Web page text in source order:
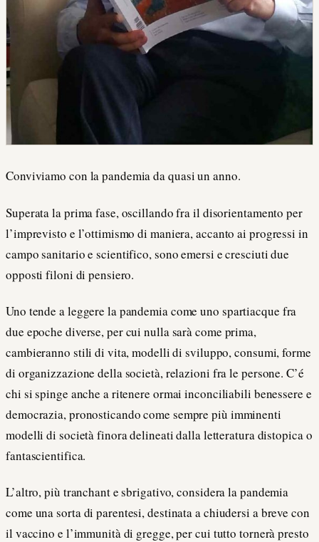
Conviviamo con la pandemia da quasi un anno.
Superata la prima fase, oscillando fra il disorientamento per
l’imprevisto e l’ottimismo di maniera, accanto ai progressi in
campo sanitario e scientifico, sono emersi e cresciuti due
opposti filoni di pensiero.
Uno tende a leggere la pandemia come uno spartiacque fra
due epoche diverse, per cui nulla sarà come prima,
cambieranno stili di vita, modelli di sviluppo, consumi, forme
di organizzazione della società, relazioni fra le persone. C’é
chi si spinge anche a ritenere ormai inconciliabili benessere e
democrazia, pronosticando come sempre più imminenti
modelli di società finora delineati dalla letteratura distopica o
fantascientifica.
L’altro, più tranchant e sbrigativo, considera la pandemia
come una sorta di parentesi, destinata a chiudersi a breve con
il vaccino e l’immunità di gregge, per cui tutto tornerà presto